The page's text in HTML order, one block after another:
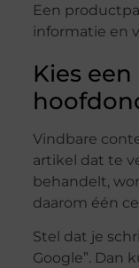
Een
informatie en
Kies
Vindbare
artikel dat te
behandelt,
daarom één
Stel dat je
Google”. Dan